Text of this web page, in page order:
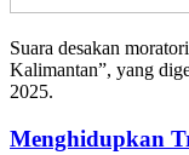
Suara desakan
Kalimantan”, yang
2025.
Menghidupkan